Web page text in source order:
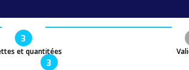
3
et quantitées
3